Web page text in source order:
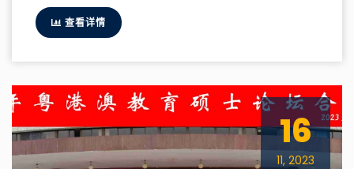
查看详情
16
11, 2023